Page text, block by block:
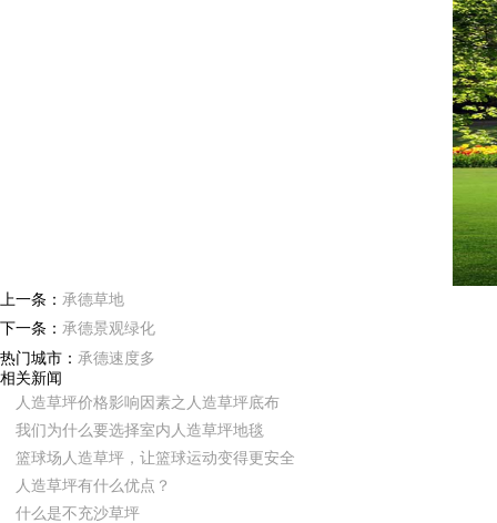
上一条： 承德草地
下一条： 承德景观绿化
热门城市： 承德速度多
相关新闻
人造草坪价格影响因素之人造草坪底布
我们为什么要选择室内人造草坪地毯
篮球场人造草坪，让篮球运动变得更安全
人造草坪有什么优点？
什么是不充沙草坪